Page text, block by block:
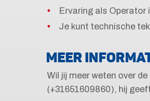
Ervaring als Operator
Je kunt technische
MEER
Wil jij meer weten over
(+31651609860), hij